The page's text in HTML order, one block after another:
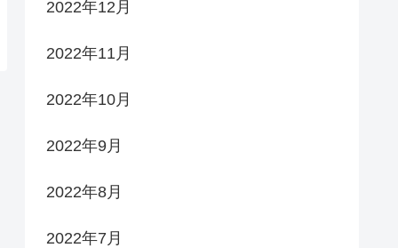
2022年12月
2022年11月
2022年10月
2022年9月
2022年8月
2022年7月